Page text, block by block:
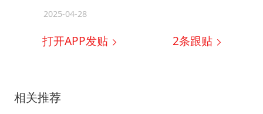
2025-04-28
打开APP发贴 2条跟贴
相关推荐